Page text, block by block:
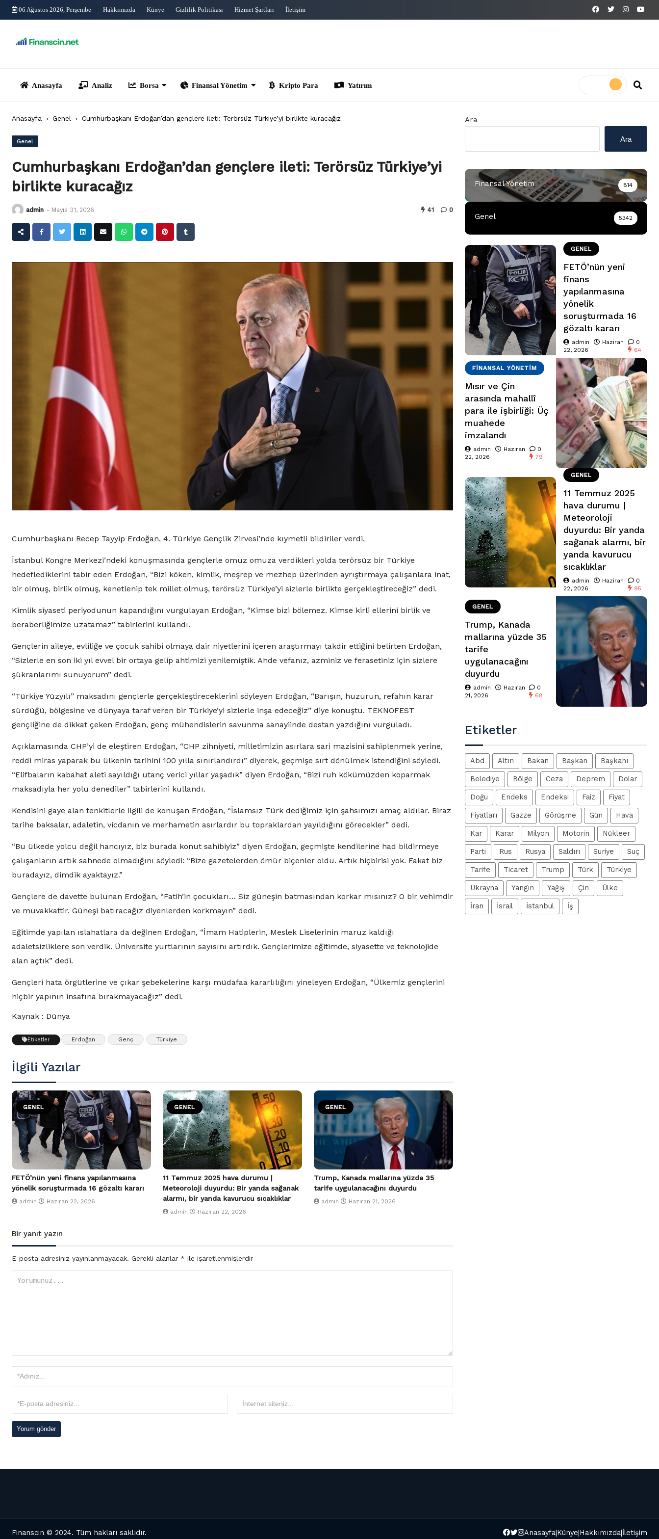
Skip
06 Ağustos 2026, Perşembe Hakkımızda Künye Gizlilik Politikası Hizmet Şartları İletişim
Anasayfa › Genel › Cumhurbaşkanı Erdoğan’dan gençlere ileti: Terörsüz Türkiye’yi birlikte kuracağız
Genel
Cumhurbaşkanı Erdoğan’dan gençlere ileti: Terörsüz Türkiye’yi
birlikte kuracağız
admin - Mayıs 31, 2026 41 0
Cumhurbaşkanı Recep Tayyip Erdoğan, 4. Türkiye Gençlik Zirvesi’nde kıymetli bildiriler verdi.
İstanbul Kongre Merkezi’ndeki konuşmasında gençlerle omuz omuza verdikleri yolda terörsüz bir Türkiye
hedeflediklerini tabir eden Erdoğan, “Bizi köken, kimlik, meşrep ve mezhep üzerinden ayrıştırmaya çalışanlara inat,
bir olmuş, birlik olmuş, kenetlenip tek millet olmuş, terörsüz Türkiye’yi sizlerle birlikte gerçekleştireceğiz” dedi.
Kimlik siyaseti periyodunun kapandığını vurgulayan Erdoğan, “Kimse bizi bölemez. Kimse kirli ellerini birlik ve
beraberliğimize uzatamaz” tabirlerini kullandı.
Gençlerin aileye, evliliğe ve çocuk sahibi olmaya dair niyetlerini içeren araştırmayı takdir ettiğini belirten Erdoğan,
“Sizlerle en son iki yıl evvel bir ortaya gelip ahtimizi yenilemiştik. Ahde vefanız, azminiz ve ferasetiniz için sizlere
şükranlarımı sunuyorum” dedi.
“Türkiye Yüzyılı” maksadını gençlerle gerçekleştireceklerini söyleyen Erdoğan, “Barışın, huzurun, refahın karar
sürdüğü, bölgesine ve dünyaya taraf veren bir Türkiye’yi sizlerle inşa edeceğiz” diye konuştu. TEKNOFEST
gençliğine de dikkat çeken Erdoğan, genç mühendislerin savunma sanayiinde destan yazdığını vurguladı.
Açıklamasında CHP’yi de eleştiren Erdoğan, “CHP zihniyeti, milletimizin asırlara sari mazisini sahiplenmek yerine,
reddi miras yaparak bu ülkenin tarihini 100 yılla sınırlandırdı” diyerek, geçmişe sırt dönülmek istendiğini söyledi.
“Elifbaların kabahat aleti sayıldığı utanç verici yıllar yaşadık” diyen Erdoğan, “Bizi ruh kökümüzden koparmak
maksadıyla her yolu denediler” tabirlerini kullandı.
Kendisini gaye alan tenkitlerle ilgili de konuşan Erdoğan, “İslamsız Türk dediğimiz için şahsımızı amaç aldılar. Biraz
tarihe baksalar, adaletin, vicdanın ve merhametin asırlardır bu topraklardan yayıldığını görecekler” dedi.
“Bu ülkede yolcu değil hancıyız, biz burada konut sahibiyiz” diyen Erdoğan, geçmişte kendilerine had bildirmeye
çalışanların artık sahnede olmadığını söyledi: “Bize gazetelerden ömür biçenler oldu. Artık hiçbirisi yok. Fakat biz
buradayız, dimdik ayaktayız.”
Gençlere de davette bulunan Erdoğan, “Fatih’in çocukları… Siz güneşin batmasından korkar mısınız? O bir vehimdir
ve muvakkattir. Güneşi batıracağız diyenlerden korkmayın” dedi.
Eğitimde yapılan ıslahatlara da değinen Erdoğan, “İmam Hatiplerin, Meslek Liselerinin maruz kaldığı
adaletsizliklere son verdik. Üniversite yurtlarının sayısını artırdık. Gençlerimize eğitimde, siyasette ve teknolojide
alan açtık” dedi.
Gençleri hata örgütlerine ve çıkar şebekelerine karşı müdafaa kararlılığını yineleyen Erdoğan, “Ülkemiz gençlerini
hiçbir yapının insafına bırakmayacağız” dedi.
Kaynak : Dünya
Etiketler Erdoğan Genç Türkiye
İlgili Yazılar
GENEL
FETÖ’nün yeni finans yapılanmasına
yönelik soruşturmada 16 gözaltı kararı
admin Haziran 22, 2026
GENEL
11 Temmuz 2025 hava durumu |
Meteoroloji duyurdu: Bir yanda sağanak
alarmı, bir yanda kavurucu sıcaklıklar
admin Haziran 22, 2026
GENEL
Trump, Kanada mallarına yüzde 35
tarife uygulanacağını duyurdu
admin Haziran 21, 2026
Bir yanıt yazın
E-posta adresiniz yayınlanmayacak. Gerekli alanlar * ile işaretlenmişlerdir
Ara
Ara
Finansal Yönetim 814
Genel 5342
GENEL
FETÖ’nün yeni
finans
yapılanmasına
yönelik
soruşturmada 16
gözaltı kararı
admin
Haziran
22, 2026
0
64
FINANSAL YÖNETIM
Mısır ve Çin
arasında mahallî
para ile işbirliği: Üç
muahede
imzalandı
admin
Haziran
22, 2026
0
79
GENEL
11 Temmuz 2025
hava durumu |
Meteoroloji
duyurdu: Bir yanda
sağanak alarmı, bir
yanda kavurucu
sıcaklıklar
admin
Haziran
22, 2026
0
95
GENEL
Trump, Kanada
mallarına yüzde 35
tarife
uygulanacağını
duyurdu
admin
Haziran
21, 2026
0
68
Etiketler
Abd Altın Bakan Başkan Başkanı
Belediye Bölge Ceza Deprem Dolar
Doğu Endeks Endeksi Faiz Fiyat
Fiyatları Gazze Görüşme Gün Hava
Kar Karar Milyon Motorin Nükleer
Parti Rus Rusya Saldırı Suriye Suç
Tarife Ticaret Trump Türk Türkiye
Ukrayna Yangın Yağış Çin Ülke
İran İsrail İstanbul İş
Finanscin © 2024. Tüm hakları saklıdır. Anasayfa Künye Hakkımızda İletişim